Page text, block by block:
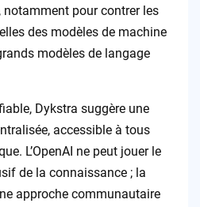
notamment pour contrer les
des modèles de machine
modèles de langage
Dykstra suggère une
accessible à tous
L’OpenAI ne peut jouer le
de la connaissance ; la
approche communautaire